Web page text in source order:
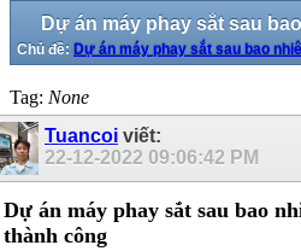
Chủ đề: Dự án máy phay sắt sau bao
Tag: None
Tuancoi viết:
22-12-2022 09:06:42 PM
Dự án máy phay sắt sau bao
thành công